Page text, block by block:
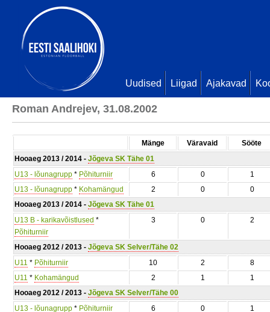
Uudised Liigad Ajakavad
Roman Andrejev, 31.08.2002
Mänge Väravaid
Sööte
Hooaeg 2013 / 2014 - Jõgeva SK Tähe 01
U13 - lõunagrupp * Põhiturniir 6 0
1
U13 - lõunagrupp * Kohamängud 2 0
0
Hooaeg 2013 / 2014 - Jõgeva SK Tähe 01
U13 B - karikavõistlused *
Põhiturniir
3 0 2
Hooaeg 2012 / 2013 - Jõgeva SK Selver/Tähe 02
U11 * Põhiturniir 10 2
8
U11 * Kohamängud 2 1
1
Hooaeg 2012 / 2013 - Jõgeva SK Selver/Tähe 00
U13 - lõunagrupp * Põhiturniir 6 0
1